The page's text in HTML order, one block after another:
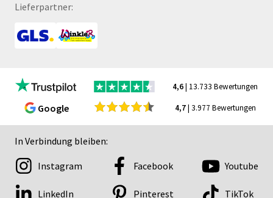
Lieferpartner:
4,6| 13.733 Bewertungen
Google 4,7| 3.977 Bewertungen
In Verbindung bleiben:
Instagram Facebook Youtube
LinkedIn Pinterest TikTok